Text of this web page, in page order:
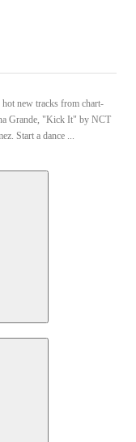
new tracks from chart-
Grande, "Kick It" by NCT
Start a dance ...